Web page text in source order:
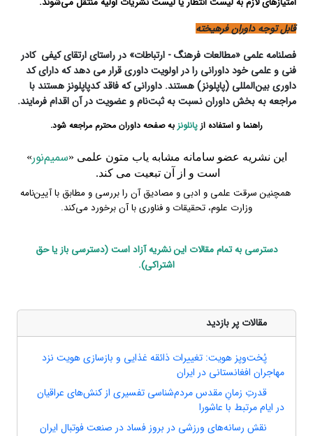
قابل توجه داوران فرهیخته
فصلنامه علمی «مطالعات فرهنگ - ارتباطات» در راستای ارتقای کیفی کادر
فنی و علمی خود داورانی را در اولویت داوری قرار می دهد که دارای کد
داوری بین‌المللی (پاپلونز) هستند. داورانی که فاقد کدپاپلونز هستند با
مراجعه به بخش داوران نسبت به ثبت‌نام و عضویت در آن اقدام فرمایند.
راهنما و استفاده از پانلونز به صفحه داوران محترم مراجعه شود.
این نشریه عضو سامانه مشابه یاب متون علمی «سمیم‌نور»
است و از آن تبعیت می کند.
همچنین سرقت علمی و ادبی و مصادیق آن را بررسی و مطابق با آیین‌نامه
وزارت علوم، تحقیقات و فناوری با آن برخورد می‌کند.
دسترسی به تمام مقالات این نشریه آزاد است (دسترسی باز یا حق
اشتراکی).
مقالات پر بازدید
پُخت‌وپز هویت: تغییرات ذائقه غذایی و بازسازی هویت نزد
مهاجران افغانستانی در ایران
قدرتِ زمانِ مقدس مردم‌شناسی تفسیری از کنش‌های عراقیان
در ایام مرتبط با عاشورا
نقش رسانه‌های ورزشی در بروز فساد در صنعت فوتبال ایران